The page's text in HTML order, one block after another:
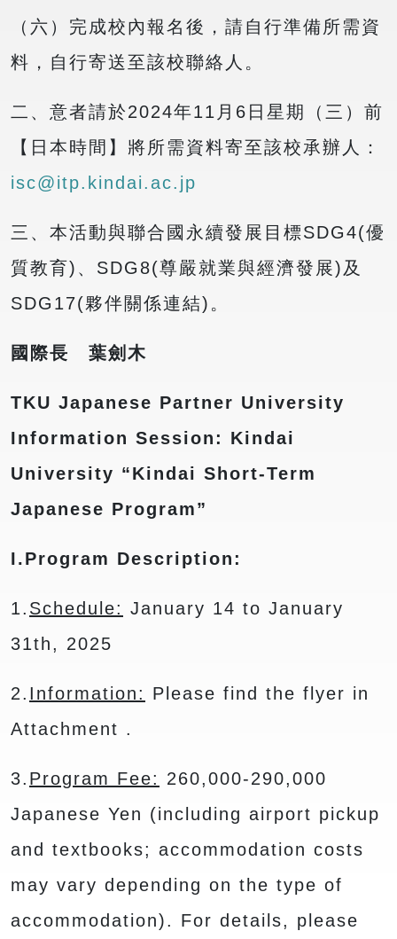
（六）完成校內報名後，請自行準備所需資
料，自行寄送至該校聯絡人。
二、意者請於2024年11月6日星期（三）前
【日本時間】將所需資料寄至該校承辦人：
isc@itp.kindai.ac.jp
三、本活動與聯合國永續發展目標SDG4(優
質教育)、SDG8(尊嚴就業與經濟發展)及
SDG17(夥伴關係連結)。
國際長 葉劍木
TKU Japanese Partner University
Information Session: Kindai
University “Kindai Short-Term
Japanese Program”
I.Program Description:
1. Schedule: January 14 to January
31th, 2025
2. Information: Please find the flyer in
Attachment .
3. Program Fee: 260,000-290,000
Japanese Yen (including airport pickup
and textbooks; accommodation costs
may vary depending on the type of
accommodation). For details, please